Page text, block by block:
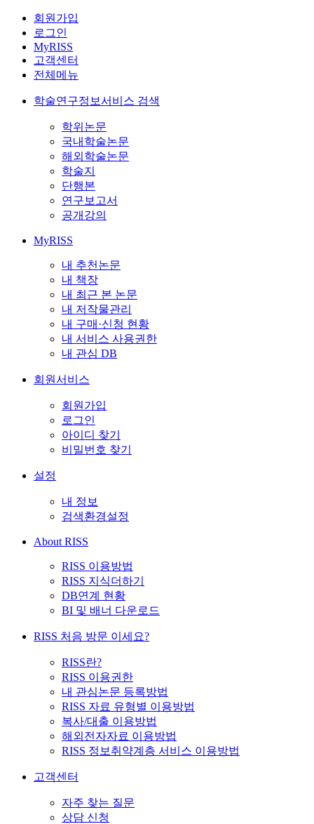
회원가입
로그인
MyRISS
고객센터
전체메뉴
학술연구정보서비스 검색
학위논문
국내학술논문
해외학술논문
학술지
단행본
연구보고서
공개강의
MyRISS
내 추천논문
내 책장
내 최근 본 논문
내 저작물관리
내 구매·신청 현황
내 서비스 사용권한
내 관심 DB
회원서비스
회원가입
로그인
아이디 찾기
비밀번호 찾기
설정
내 정보
검색환경설정
About RISS
RISS 이용방법
RISS 지식더하기
DB연계 현황
BI 및 배너 다운로드
RISS 처음 방문 이세요?
RISS란?
RISS 이용권한
내 관심논문 등록방법
RISS 자료 유형별 이용방법
복사/대출 이용방법
해외전자자료 이용방법
RISS 정보취약계층 서비스 이용방법
고객센터
자주 찾는 질문
상담 신청